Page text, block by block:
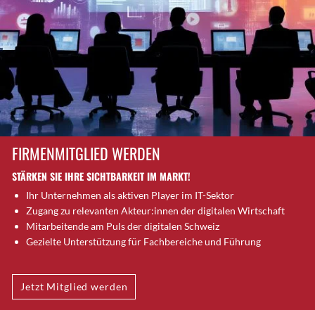
Brütten
Bubendorf
Bubikon
Burgdorf
Bäretswil
Bülach
Cazis
Cham
Chur
Crissier
Davos Platz
Dietikon
Dietlikon
FIRMENMITGLIED WERDEN
STÄRKEN SIE IHRE SICHTBARKEIT IM MARKT!
Ihr Unternehmen als aktiven Player im IT-Sektor
Zugang zu relevanten Akteur:innen der digitalen Wirtschaft
Mitarbeitende am Puls der digitalen Schweiz
Gezielte Unterstützung für Fachbereiche und Führung
Jetzt Mitglied werden